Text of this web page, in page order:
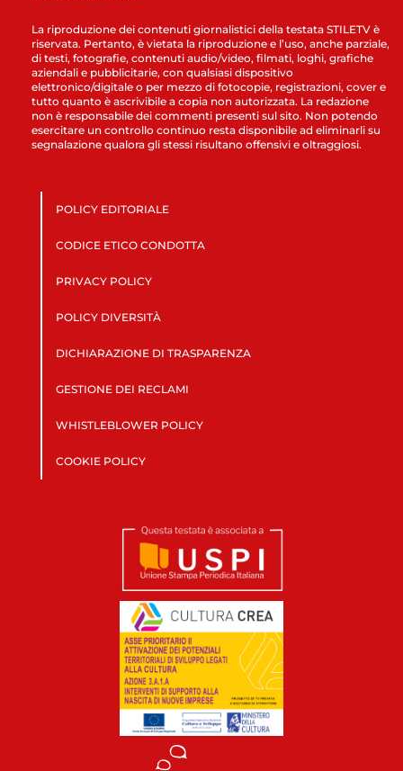
La riproduzione dei contenuti giornalistici della testata STILETV è
riservata. Pertanto, è vietata la riproduzione e l’uso, anche parziale,
di testi, fotografie, contenuti audio/video, filmati, loghi, grafiche
aziendali e pubblicitarie, con qualsiasi dispositivo
elettronico/digitale o per mezzo di fotocopie, registrazioni, cover e
tutto quanto è ascrivibile a copia non autorizzata. La redazione
non è responsabile dei commenti presenti sul sito. Non potendo
esercitare un controllo continuo resta disponibile ad eliminarli su
segnalazione qualora gli stessi risultano offensivi e oltraggiosi.
POLICY EDITORIALE
CODICE ETICO CONDOTTA
PRIVACY POLICY
POLICY DIVERSITÀ
DICHIARAZIONE DI TRASPARENZA
GESTIONE DEI RECLAMI
WHISTLEBLOWER POLICY
COOKIE POLICY